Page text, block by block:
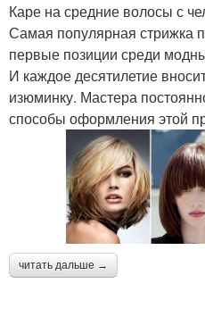
Каре на средние волосы с
Самая популярная стрижка
первые позиции среди
И каждое десятилетие
изюминку. Мастера
способы оформления этой
читать дальше →